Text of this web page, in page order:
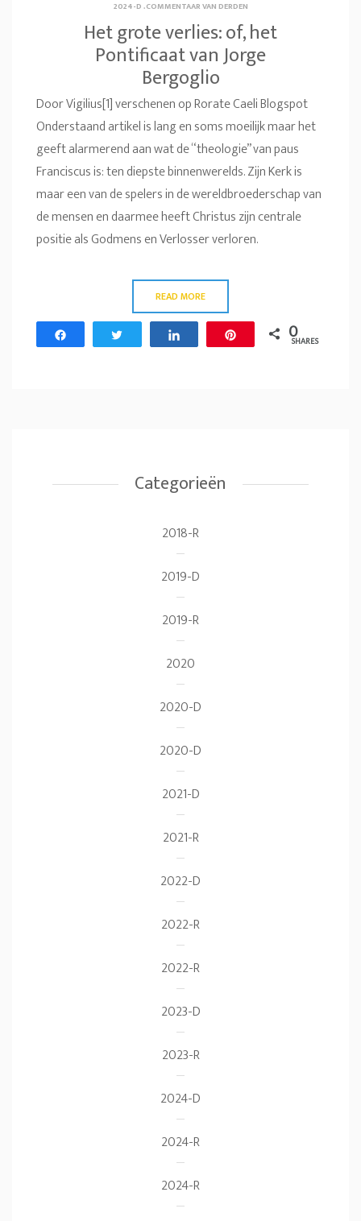
2024-D.COMMENTAAR VAN DERDEN
Het grote verlies: of, het
Pontificaat van Jorge
Bergoglio
Door Vigilius[1] verschenen op Rorate Caeli Blogspot
Onderstaand artikel is lang en soms moeilijk maar het
geeft alarmerend aan wat de “theologie” van paus
Franciscus is: ten diepste binnenwerelds. Zijn Kerk is
maar een van de spelers in de wereldbroederschap van
de mensen en daarmee heeft Christus zijn centrale
positie als Godmens en Verlosser verloren.
READ MORE
0
SHARES
Categorieën
2018-R
2019-D
2019-R
2020
2020-D
2020-D
2021-D
2021-R
2022-D
2022-R
2022-R
2023-D
2023-R
2024-D
2024-R
2024-R